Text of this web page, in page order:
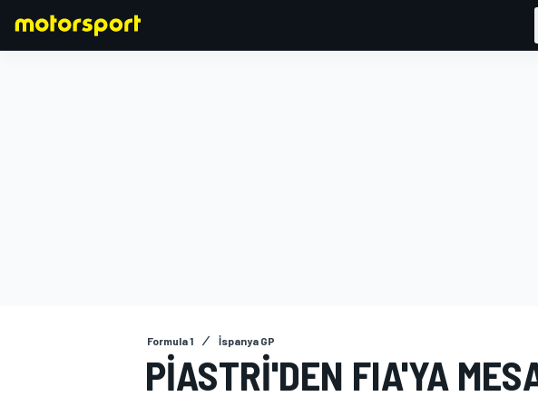
Formula 1 İspanya GP
PIASTRI'DEN FIA'YA